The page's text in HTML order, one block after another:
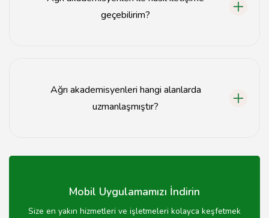
geçebilirim?
Ağrı akademisyenleri hangi alanlarda
uzmanlaşmıştır?
uzmanlaşmış olup, kendi disiplinlerinde eğitim
Mobil Uygulamamızı İndirin
Size en yakın hizmetleri ve işletmeleri kolayca keşfetmek